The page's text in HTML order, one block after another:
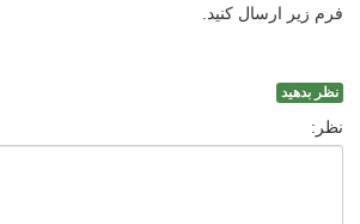
فرم زیر ارسال کنید.
نظر بدهید
نظر: